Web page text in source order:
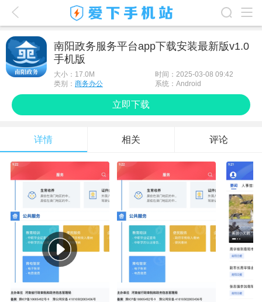
最新游戏
游戏攻略
南阳政务服务平台app下载安装最新版v1.0
手机版
大小： 17.0M
时间：2025-03-08 09:42
类别： 商务办公 系统：Android
立即下载
详情 相关 评论